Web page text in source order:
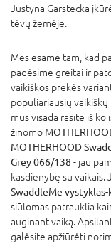
Justyna Garstecka
tėvų žemėje.
Mes esame tam, kad
padėsime greitai ir
vaikiškos prekės
populiariausių
mus visada rasite iš
žinomo
MOTHERHOOD
Grey 066/138 - jau
kasdienybę su vaikais.
SwaddleMe vystyklas-
siūlomas patrauklia
auginant vaiką.
galėsite apžiūrėti